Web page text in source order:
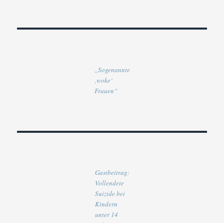
„Sogenannte
‚woke‘
Frauen“
Gastbeitrag:
Vollendete
Suizide bei
Kindern
unter 14